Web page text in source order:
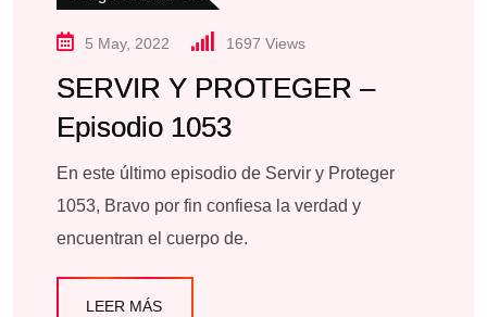
5 May, 2022 1697 Views
SERVIR Y PROTEGER –
Episodio 1053
En este último episodio de Servir y Proteger
1053, Bravo por fin confiesa la verdad y
encuentran el cuerpo de.
LEER MÁS